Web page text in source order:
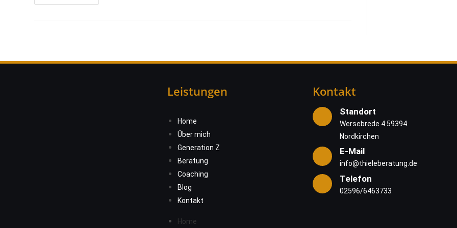
Leistungen
Home
Über mich
Generation Z
Beratung
Coaching
Blog
Kontakt
Home
Kontakt
Standort
Wersebrede 4 59394
Nordkirchen
E-Mail
info@thieleberatung.de
Telefon
02596/6463733